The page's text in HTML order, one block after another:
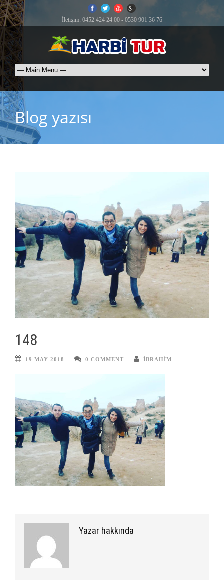
İletişim: 0452 424 24 00 - 0530 901 36 76
Blog yazısı
148
19 MAY 2018 0 COMMENT IBRAHIM
Yazar hakkında